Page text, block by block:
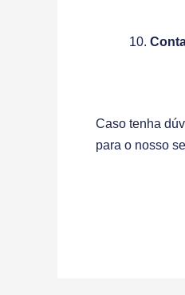
Caso tenha
para o nosso